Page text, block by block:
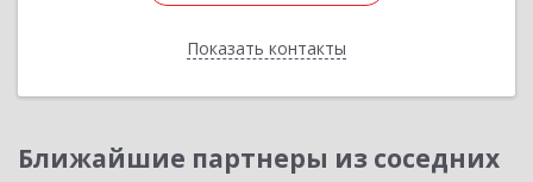
Показать контакты
Назад
Ближайшие партнеры из соседних